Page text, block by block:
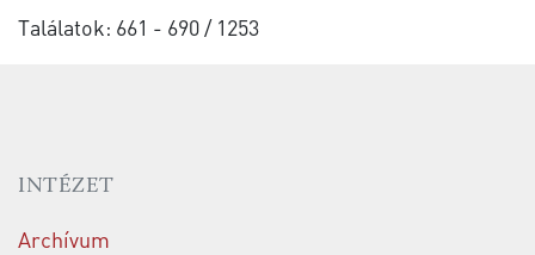
Találatok: 661 - 690 / 1253
INTÉZET
Archívum